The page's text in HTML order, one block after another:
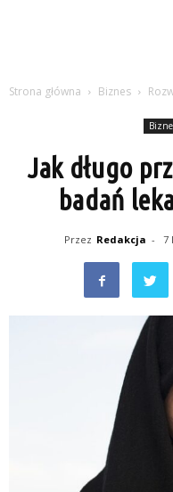
Strona główna Biznes
Jak długo
badań
Przez Redakcja - 7